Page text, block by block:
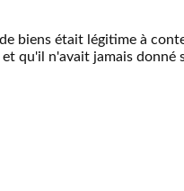
biens était légitime à
qu'il n'avait jamais donné